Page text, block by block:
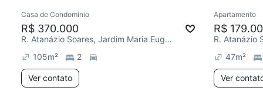
Casa de Condomínio
R$ 370.000
R. Atanázio Soares, Jardim Maria Eugênia
105m² 2
Ver contato
Apartamento
R$
47m²
Ver